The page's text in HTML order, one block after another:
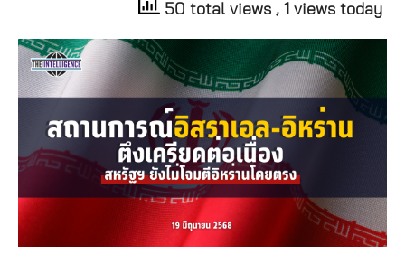
50 total views , 1 views today